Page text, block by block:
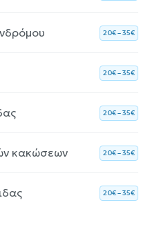
20€ – 35€
20€ – 35€
20€ – 35€
κακώσεων 20€ – 35€
20€ – 35€